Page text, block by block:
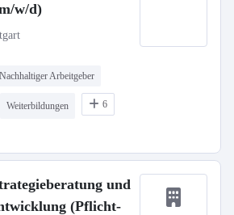
w/d)
Nachhaltiger Arbeitgeber
Weiterbildungen 6
und
(Pflicht-